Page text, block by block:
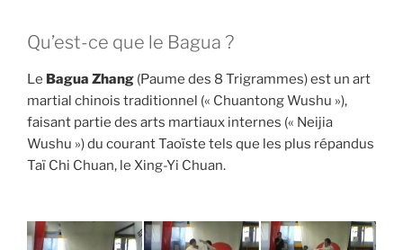
Qu’est-ce que le Bagua ?
Le Bagua Zhang (Paume des 8 Trigrammes) est un art
martial chinois traditionnel (« Chuantong Wushu »),
faisant partie des arts martiaux internes (« Neijia
Wushu ») du courant Taoïste tels que les plus répandus
Taï Chi Chuan, le Xing-Yi Chuan.